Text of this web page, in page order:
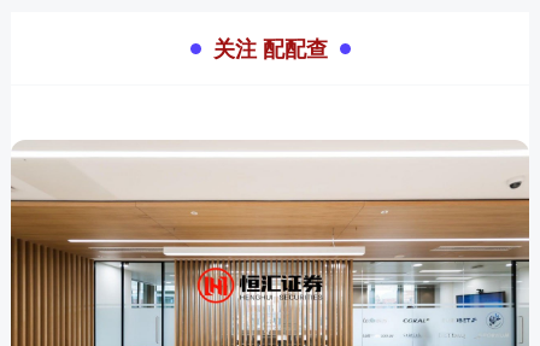
关注 配配查